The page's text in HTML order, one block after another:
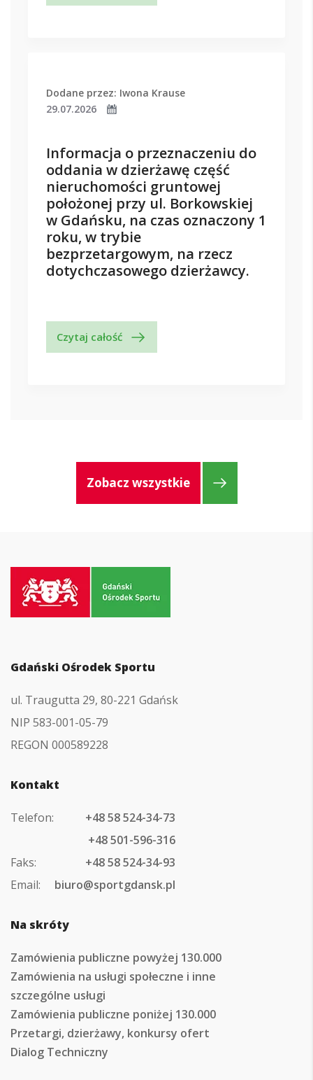
Dodane przez: Iwona Krause
29.07.2026
Informacja o przeznaczeniu do
oddania w dzierżawę część
nieruchomości gruntowej
położonej przy ul. Borkowskiej
w Gdańsku, na czas oznaczony 1
roku, w trybie
bezprzetargowym, na rzecz
dotychczasowego dzierżawcy.
Czytaj całość
Zobacz wszystkie
strony
Gdański Ośrodek Sportu
ul. Traugutta 29, 80-221 Gdańsk
NIP 583-001-05-79
REGON 000589228
Kontakt
Telefon:
+48 58 524-34-73
+48 501-596-316
Faks:
+48 58 524-34-93
Email:
biuro@sportgdansk.pl
Na skróty
Zamówienia publiczne powyżej 130.000
Zamówienia na usługi społeczne i inne
szczególne usługi
Zamówienia publiczne poniżej 130.000
Przetargi, dzierżawy, konkursy ofert
Dialog Techniczny